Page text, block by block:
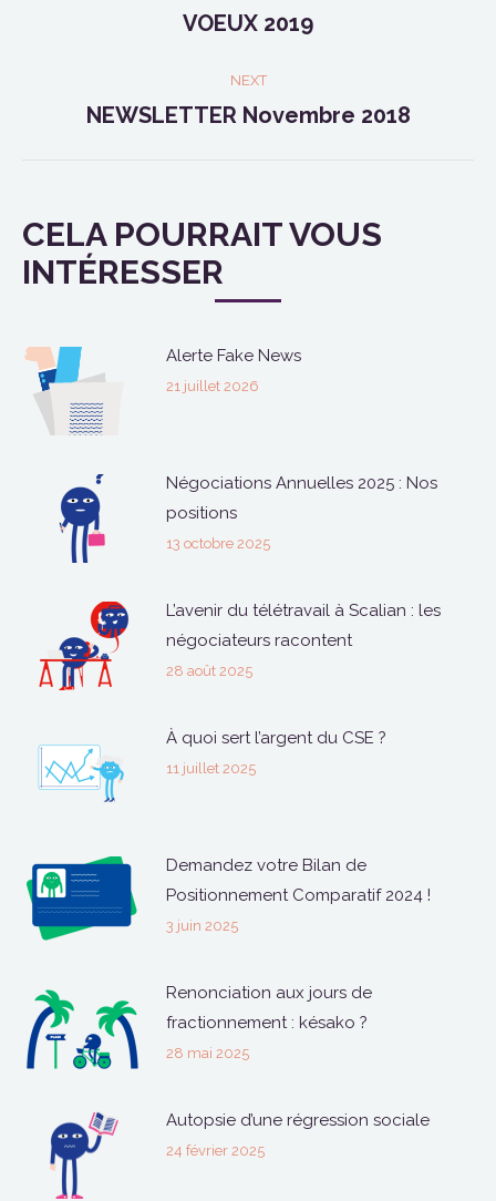
NAVIGATIONPrevious
VOEUX 2019
NEXT
Next
NEWSLETTER Novembre 2018
CELA POURRAIT VOUS
INTÉRESSER
Alerte Fake News
21 juillet 2026
Négociations Annuelles 2025 : Nos
positions
13 octobre 2025
L’avenir du télétravail à Scalian : les
négociateurs racontent
28 août 2025
À quoi sert l’argent du CSE ?
11 juillet 2025
Demandez votre Bilan de
Positionnement Comparatif 2024 !
3 juin 2025
Renonciation aux jours de
fractionnement : késako ?
28 mai 2025
Autopsie d’une régression sociale
24 février 2025